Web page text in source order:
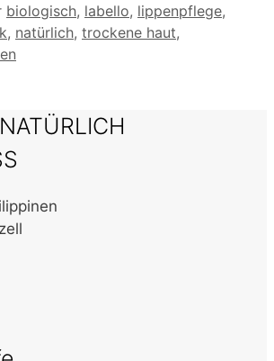
biologisch, labello, lippenpflege,
, natürlich, trockene haut,